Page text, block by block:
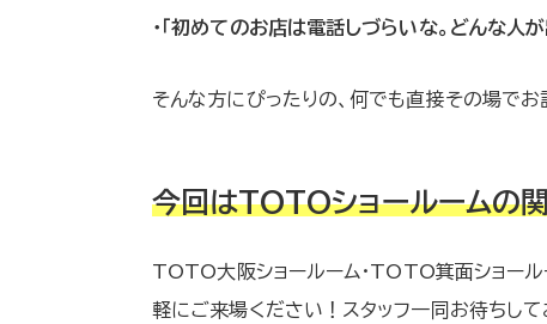
・「初めてのお店は電話しづらいな。どんな人
そんな方にぴったりの、何でも直接その場でお
今回はTOTOショールームの
TOTO大阪ショールーム・TOTO箕面ショール
軽にご来場ください！スタッフ一同お待ちして